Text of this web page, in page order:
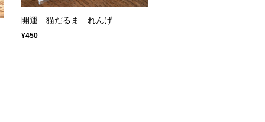
開運 猫だるま れんげ
¥450